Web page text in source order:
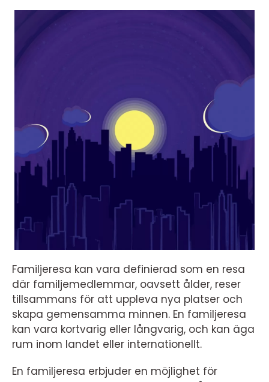
Familjeresa kan vara definierad som en resa
där familjemedlemmar, oavsett ålder, reser
tillsammans för att uppleva nya platser och
skapa gemensamma minnen. En familjeresa
kan vara kortvarig eller långvarig, och kan äga
rum inom landet eller internationellt.
En familjeresa erbjuder en möjlighet för